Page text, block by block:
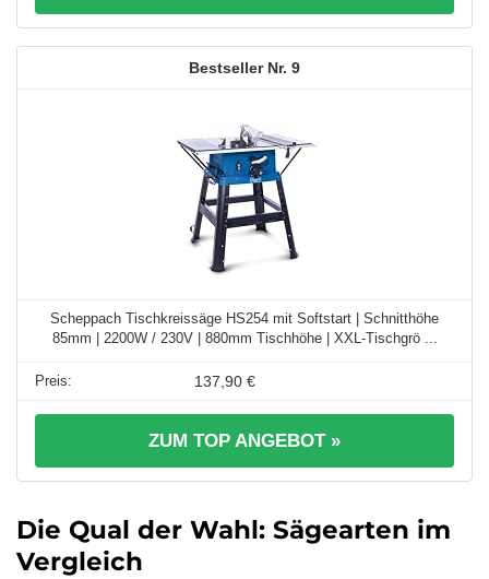
9
Scheppach Tischkreissäge HS254 mit Softstart | Schnitthöhe
85mm | 2200W / 230V | 880mm Tischhöhe | XXL-Tischgrö ...
137,90 €
ZUM TOP ANGEBOT »
Die Qual der Wahl: Sägearten im
Vergleich